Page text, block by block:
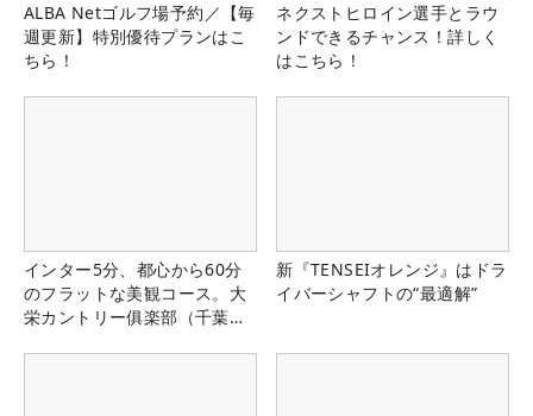
ALBA Netゴルフ場予約／【毎
週更新】特別優待プランはこ
ちら！
ネクストヒロイン選手とラウ
ンドできるチャンス！詳しく
はこちら！
インター5分、都心から60分
のフラットな美観コース。大
栄カントリー俱楽部（千葉
新『TENSEIオレンジ』はドラ
イバーシャフトの“最適解”